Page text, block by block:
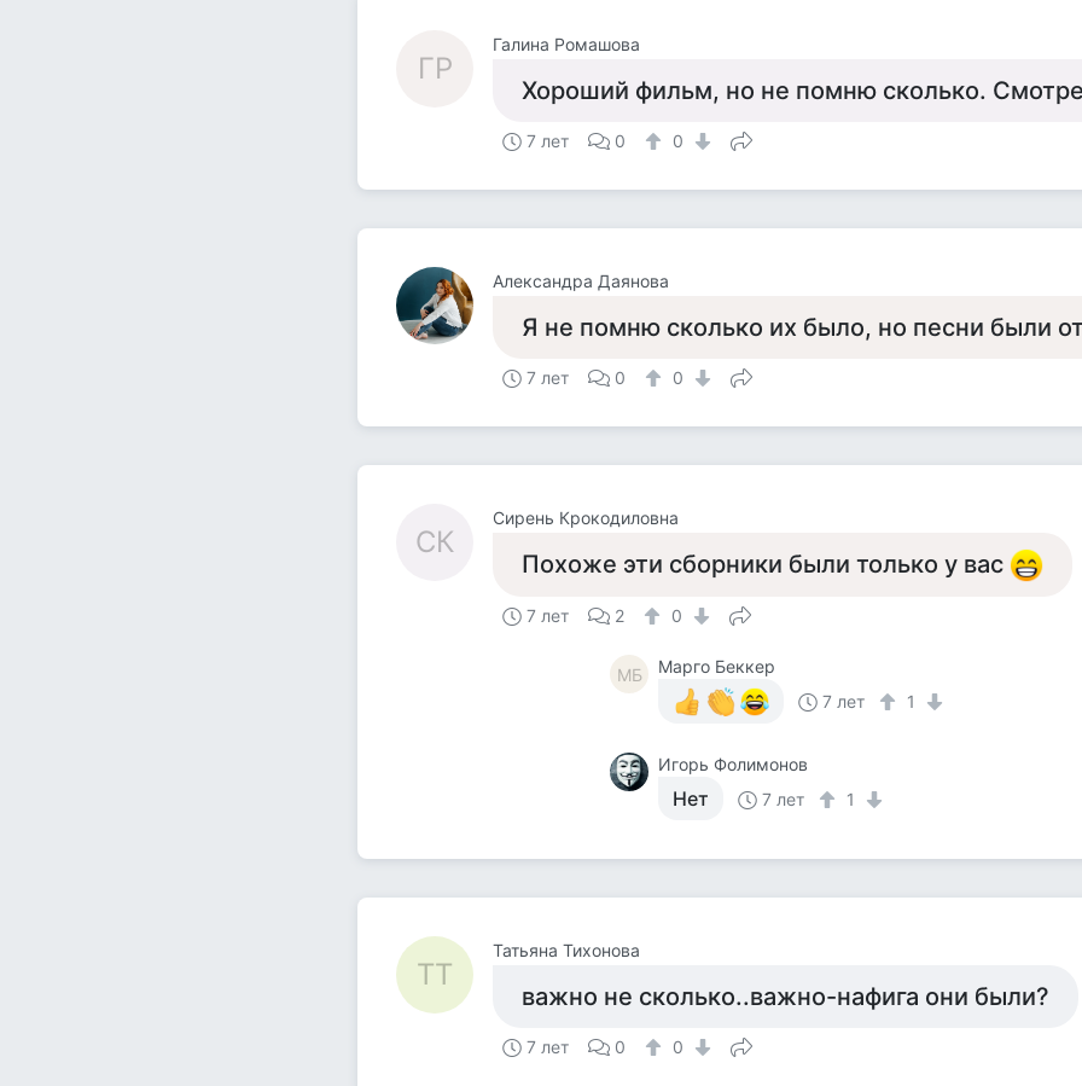
ГР
Галина Ромашова
Хороший фильм, но не помню сколько.
7 лет 0 0
Александра Даянова
Я не помню сколько их было, но песни были
7 лет 0 0
СК
Сирень Крокодиловна
Похоже эти сборники были только у вас
7 лет 2 0
MБ
Mарго Беккер
7 лет
1
Игорь Фолимонов
Нет 7 лет 1
ТТ
Татьяна Тихонова
важно не сколько..важно-нафига они были?
7 лет 0 0